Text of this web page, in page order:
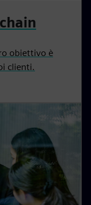
obiettivo è
clienti.